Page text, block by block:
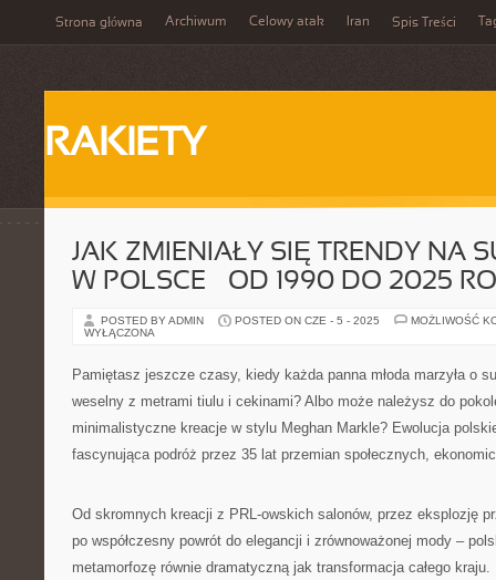
Strona główna Archiwum Celowy atak Iran Spis Treści
RAKIETY
JAK ZMIENIAŁY SIĘ TRENDY NA
W POLSCE – OD 1990 DO 2025
POSTED BY ADMIN POSTED ON CZE - 5 - 2025
MOŻLIWOŚĆ
WYŁĄCZONA
Pamiętasz jeszcze czasy, kiedy każda panna młoda marzyła o
weselny z metrami tiulu i cekinami? Albo może należysz do
minimalistyczne kreacje w stylu Meghan Markle? Ewolucja
fascynująca podróż przez 35 lat przemian społecznych,
Od skromnych kreacji z PRL-owskich salonów, przez eksplozję
po współczesny powrót do elegancji i zrównoważonej mody –
metamorfozę równie dramatyczną jak transformacja całego kraju.